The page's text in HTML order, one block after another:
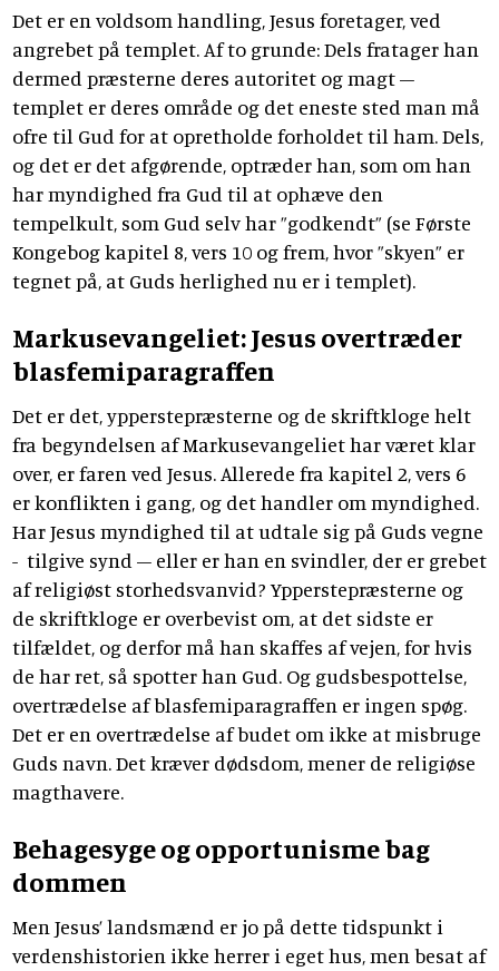
Det er en voldsom handling, Jesus foretager, ved
angrebet på templet. Af to grunde: Dels fratager han
dermed præsterne deres autoritet og magt –
templet er deres område og det eneste sted man må
ofre til Gud for at opretholde forholdet til ham. Dels,
og det er det afgørende, optræder han, som om han
har myndighed fra Gud til at ophæve den
tempelkult, som Gud selv har ”godkendt” (se Første
Kongebog kapitel 8, vers 10 og frem, hvor ”skyen” er
tegnet på, at Guds herlighed nu er i templet).
Markusevangeliet: Jesus overtræder
blasfemiparagraffen
Det er det, ypperstepræsterne og de skriftkloge helt
fra begyndelsen af Markusevangeliet har været klar
over, er faren ved Jesus. Allerede fra kapitel 2, vers 6
er konflikten i gang, og det handler om myndighed.
Har Jesus myndighed til at udtale sig på Guds vegne
- tilgive synd – eller er han en svindler, der er grebet
af religiøst storhedsvanvid? Ypperstepræsterne og
de skriftkloge er overbevist om, at det sidste er
tilfældet, og derfor må han skaffes af vejen, for hvis
de har ret, så spotter han Gud. Og gudsbespottelse,
overtrædelse af blasfemiparagraffen er ingen spøg.
Det er en overtrædelse af budet om ikke at misbruge
Guds navn. Det kræver dødsdom, mener de religiøse
magthavere.
Behagesyge og opportunisme bag
dommen
Men Jesus’ landsmænd er jo på dette tidspunkt i
verdenshistorien ikke herrer i eget hus, men besat af